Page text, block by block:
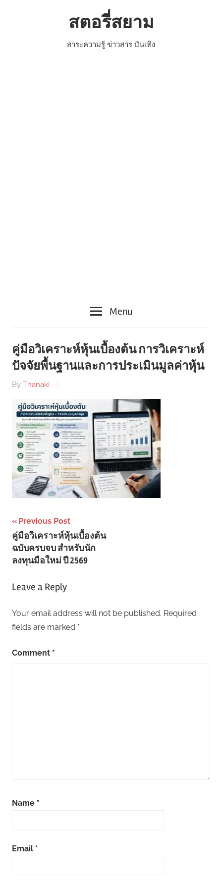
สตอรี่สยาม
สาระความรู้ ข่าวสาร บันเทิง
Menu
คู่มือวิเคราะห์หุ้นเบื้องต้น การวิเคราะห์
ปัจจัยพื้นฐานและการประเมินมูลค่าหุ้น
By Thanaki
Post
navigation
Previous Post
คู่มือวิเคราะห์หุ้นเบื้องต้น
ฉบับครบจบ สำหรับนัก
ลงทุนมือใหม่ ปี 2569
Leave a Reply
Your email address will not be published. Required
fields are marked *
Comment *
Name *
Email *